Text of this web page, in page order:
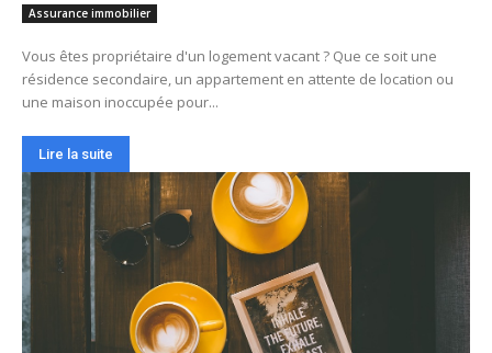
Assurance immobilier
Vous êtes propriétaire d'un logement vacant ? Que ce soit une
résidence secondaire, un appartement en attente de location ou
une maison inoccupée pour...
Lire la suite